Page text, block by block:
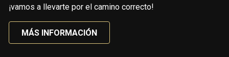
¡vamos a llevarte por el camino correcto!
MÁS INFORMACIÓN